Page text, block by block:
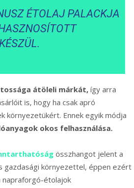
ÉTOLAJ PALACKJA
átöleli márkát, így arra
is, hogy ha csak apró
környezetükért. Ennek egyik módja
okos felhasználása.
összhangot jelent a
gazdasági környezettel, éppen ezért
étolajok